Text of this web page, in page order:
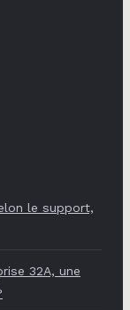
le support,
32A, une